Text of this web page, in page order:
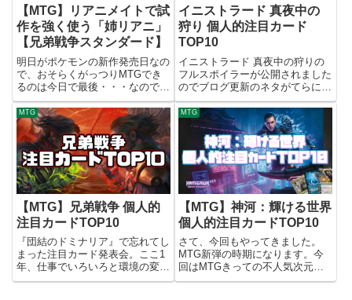
【MTG】リアニメイトで試
作を強く使う「姉リアニ」
【兄弟戦争スタンダード】
明日がポケモンの新作発売日なの
で、おそらくがっつりMTGでき
るのは今日で最後・・・なので、
更新できるときにしておきます。
今回は「兄弟戦争」で登場した試
作ギミックと、強力なアーティフ
ァクト呪文である「ファイレクシ
アへの門」を「精霊の姉の召
集」...
イニストラード 真夜中の
狩り 個人的注目カード
TOP10
イニストラード 真夜中の狩りの
フルスポイラーが公開されました
のでブログ更新のネタがてらに注
目しているカードについてちょっ
と書き連ねておきます答え合わせ
用ですね 注目カードTOP1010.
運命的不在説明不要な強さでしょ
う。本来、インスタント...
MTG
【MTG】兄弟戦争 個人的
注目カードTOP10
『団結のドミナリア』で忘れてし
まった注目カード発表会。ここ1
年、仕事でいろいろと環境の変化
もあり忙しすぎてブログの更新な
MTG
【MTG】神河：輝ける世界
個人的注目カードTOP10
さて、今回もやってきました。
MTG新弾の時期になります。今
回はMTGきっての不人気次元
『神河』をフューチャーしたエキ